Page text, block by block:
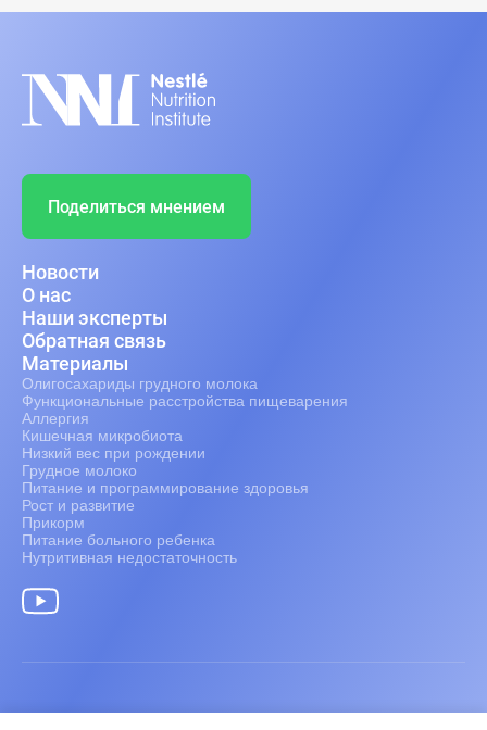
Поделиться мнением
Новости
О нас
Наши эксперты
Обратная связь
Материалы
Олигосахариды грудного молока
Функциональные расстройства пищеварения
Аллергия
Кишечная микробиота
Низкий вес при рождении
Грудное молоко
Питание и программирование здоровья
Рост и развитие
Прикорм
Питание больного ребенка
Нутритивная недостаточность